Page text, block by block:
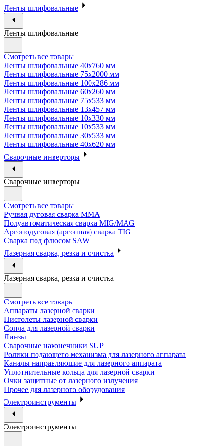
Ленты шлифовальные
Ленты шлифовальные
Смотреть все товары
Ленты шлифовальные 40х760 мм
Ленты шлифовальные 75х2000 мм
Ленты шлифовальные 100х286 мм
Ленты шлифовальные 60х260 мм
Ленты шлифовальные 75х533 мм
Ленты шлифовальные 13х457 мм
Ленты шлифовальные 10х330 мм
Ленты шлифовальные 10х533 мм
Ленты шлифовальные 30х533 мм
Ленты шлифовальные 40х620 мм
Сварочные инверторы
Сварочные инверторы
Смотреть все товары
Ручная дуговая сварка MMA
Полуавтоматическая сварка MIG/MAG
Аргонодуговая (аргонная) сварка TIG
Сварка под флюсом SAW
Лазерная сварка, резка и очистка
Лазерная сварка, резка и очистка
Смотреть все товары
Аппараты лазерной сварки
Пистолеты лазерной сварки
Сопла для лазерной сварки
Линзы
Сварочные наконечники SUP
Ролики подающего механизма для лазерного аппарата
Каналы направляющие для лазерного аппарата
Уплотнительные кольца для лазерной сварки
Очки защитные от лазерного излучения
Прочее для лазерного оборудования
Электроинструменты
Электроинструменты